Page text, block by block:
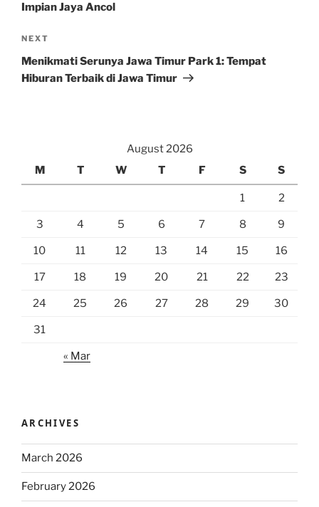
Impian Jaya Ancol
Next
Post
NEXT
Menikmati Serunya Jawa Timur Park 1: Tempat
Hiburan Terbaik di Jawa Timur
August 2026
M
T W T F S S
1 2
3 4 5 6 7 8 9
10 11 12 13 14 15 16
17 18 19 20 21 22 23
24 25 26 27 28 29 30
31
« Mar
ARCHIVES
March 2026
February 2026